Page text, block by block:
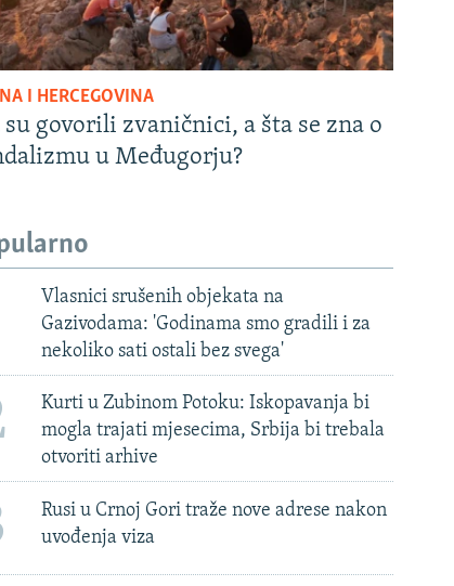
I HERCEGOVINA
su govorili zvaničnici, a šta se zna o
u Međugorju?
Vlasnici srušenih objekata na
Gazivodama: 'Godinama smo gradili i za
nekoliko sati ostali bez svega'
Kurti u Zubinom Potoku: Iskopavanja bi
mogla trajati mjesecima, Srbija bi trebala
otvoriti arhive
Rusi u Crnoj Gori traže nove adrese nakon
uvođenja viza